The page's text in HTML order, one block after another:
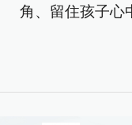
角、留住孩子心